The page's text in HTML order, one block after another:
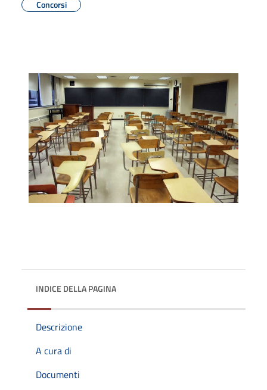
Concorsi
INDICE DELLA PAGINA
Descrizione
A cura di
Documenti